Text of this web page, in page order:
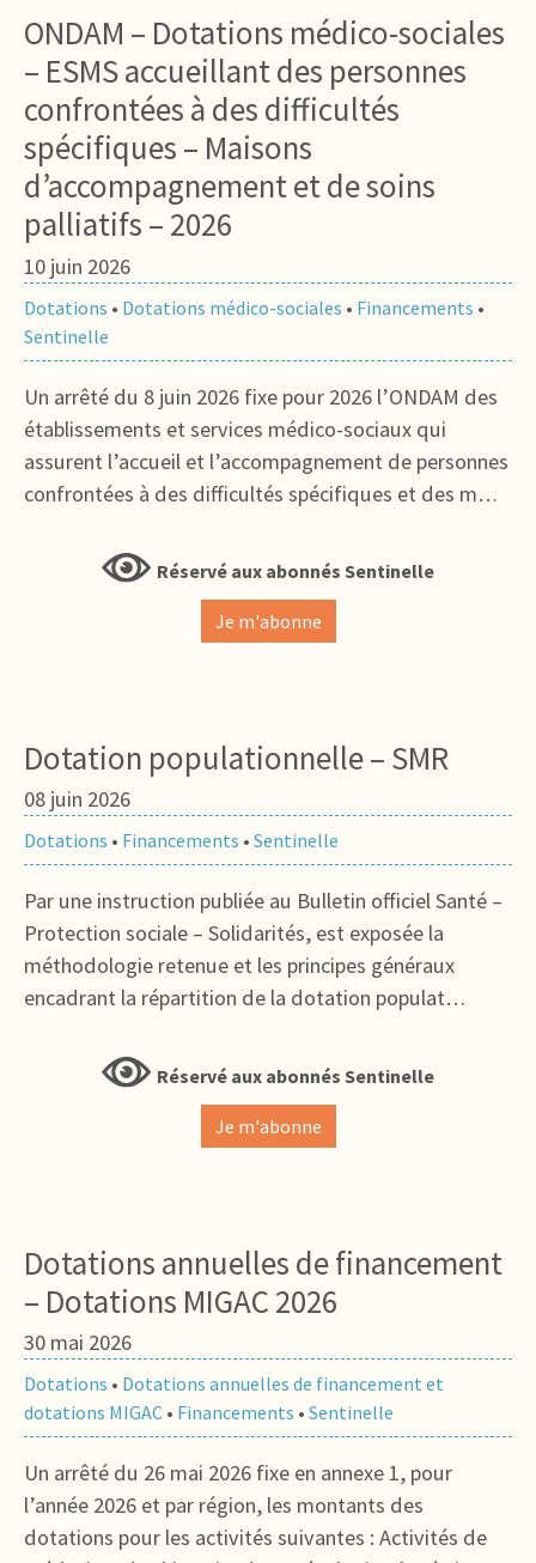
ONDAM – Dotations médico-sociales
– ESMS accueillant des personnes
confrontées à des difficultés
spécifiques – Maisons
d’accompagnement et de soins
palliatifs – 2026
10 juin 2026
Dotations • Dotations médico-sociales • Financements •
Sentinelle
Un arrêté du 8 juin 2026 fixe pour 2026 l’ONDAM des
établissements et services médico-sociaux qui
assurent l’accueil et l’accompagnement de personnes
confrontées à des difficultés spécifiques et des m…
Réservé aux abonnés Sentinelle
Je m'abonne
Dotation populationnelle – SMR
08 juin 2026
Dotations • Financements • Sentinelle
Par une instruction publiée au Bulletin officiel Santé –
Protection sociale – Solidarités, est exposée la
méthodologie retenue et les principes généraux
encadrant la répartition de la dotation populat…
Réservé aux abonnés Sentinelle
Je m'abonne
Dotations annuelles de financement
– Dotations MIGAC 2026
30 mai 2026
Dotations • Dotations annuelles de financement et
dotations MIGAC • Financements • Sentinelle
Un arrêté du 26 mai 2026 fixe en annexe 1, pour
l’année 2026 et par région, les montants des
dotations pour les activités suivantes : Activités de